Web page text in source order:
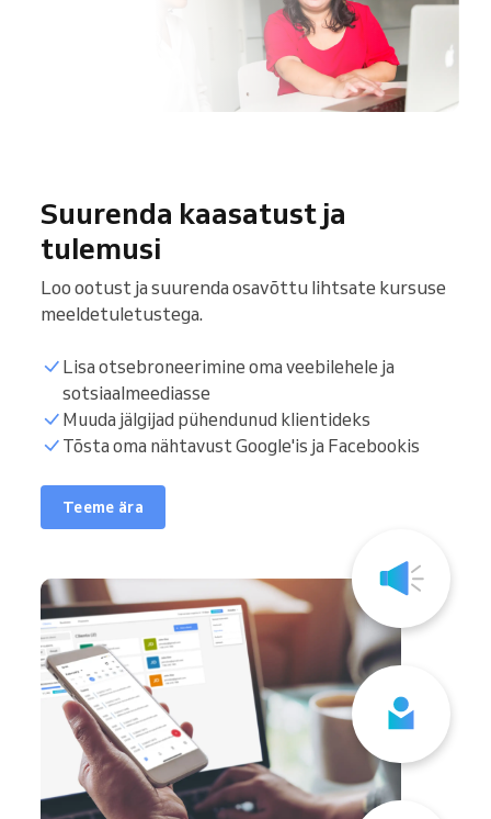
Suurenda kaasatust ja
tulemusi
Loo ootust ja suurenda osavõttu lihtsate kursuse
meeldetuletustega.
Lisa otsebroneerimine oma veebilehele ja
sotsiaalmeediasse
Muuda jälgijad pühendunud klientideks
Tõsta oma nähtavust Google'is ja Facebookis
Teeme ära